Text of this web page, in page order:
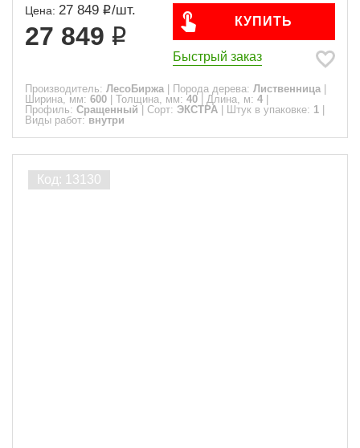
Цена: 27 849 /шт.
27 849
КУПИТЬ
Быстрый заказ
Производитель: ЛесоБиржа Порода дерева: Лиственница
Ширина, мм: 600 Толщина, мм: 40 Длина, м: 4
Профиль: Сращенный Сорт: ЭКСТРА Штук в упаковке: 1
Виды работ: внутри